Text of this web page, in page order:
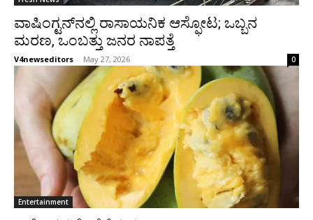
ವಾಷಿಂಗ್ಟನ್‌ನಲ್ಲಿ ರಾಸಾಯನಿಕ ಆಸ್ಫೋಟ; ಒಬ್ಬನ
ಮರಣ, ಒಂಬತ್ತು ಜನರ ನಾಪತ್ತೆ
V4newseditors - May 27, 2026 0
Entertainment